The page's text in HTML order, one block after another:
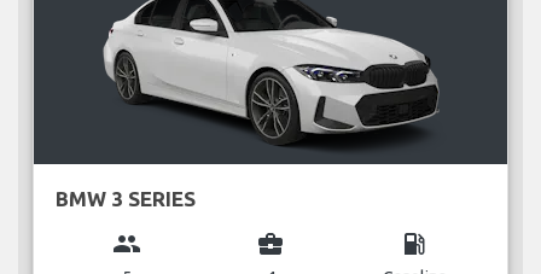
BMW 3 SERIES
group business_center local_gas_station